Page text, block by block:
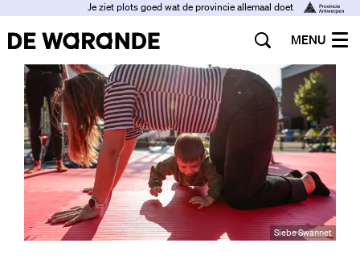
Je ziet plots goed wat de provincie allemaal doet
MENU
Siebe Swannet